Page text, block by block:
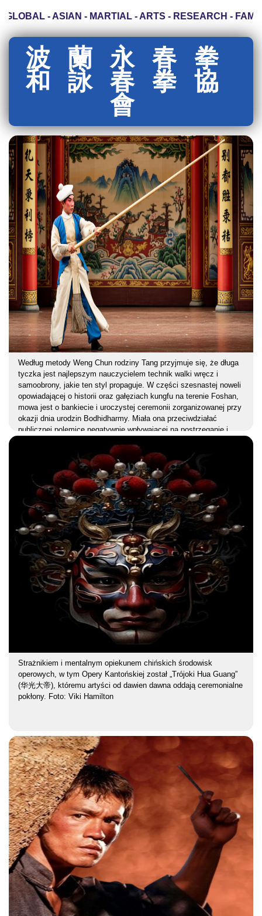
- ASIAN - MARTIAL - ARTS - RESEARCH - FAMILY
波蘭永春拳
和詠春拳協
會
Według metody Weng Chun rodziny Tang przyjmuje się, że długa
tyczka jest najlepszym nauczycielem technik walki wręcz i
samoobrony, jakie ten styl propaguje. W części szesnastej noweli
opowiadającej o historii oraz gałęziach kungfu na terenie Foshan,
mowa jest o bankiecie i uroczystej ceremonii zorganizowanej przy
okazji dnia urodzin Bodhidharmy. Miała ona przeciwdziałać
publicznej polemice negatywnie wpływającej na postrzeganie i
Strażnikiem i mentalnym opiekunem chińskich środowisk
operowych, w tym Opery Kantońskiej został „Trójoki Hua Guang”
(华光大帝), któremu artyści od dawien dawna oddają ceremonialne
pokłony. Foto: Viki Hamilton